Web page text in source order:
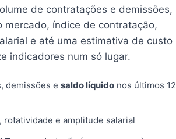
de contratações e demissões,
mercado, índice de contratação,
e até uma estimativa de custo
indicadores num só lugar.
demissões e saldo líquido nos últimos 12
rotatividade e amplitude salarial